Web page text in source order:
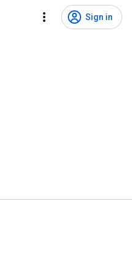
Sign in